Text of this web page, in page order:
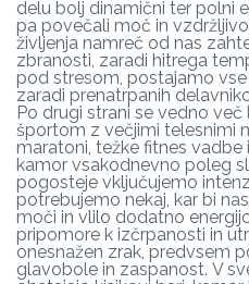
delu bolj dinamični ter polni
pa povečali moč in
življenja namreč od nas
zbranosti, zaradi hitrega
pod stresom, postajamo
zaradi prenatrpanih
Po drugi strani se vedno
športom z večjimi telesnimi
maratoni, težke fitnes vadbe
kamor vsakodnevno poleg
pogosteje vključujemo
potrebujemo nekaj, kar bi
moči in vlilo dodatno
pripomore k izčrpanosti in
onesnažen zrak, predvsem
glavobole in zaspanost. V